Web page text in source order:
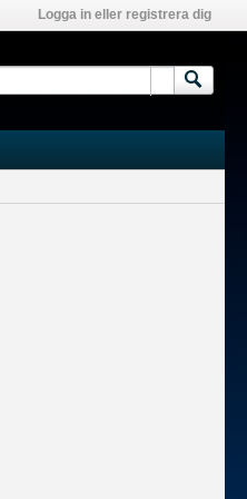
Logga in eller registrera dig